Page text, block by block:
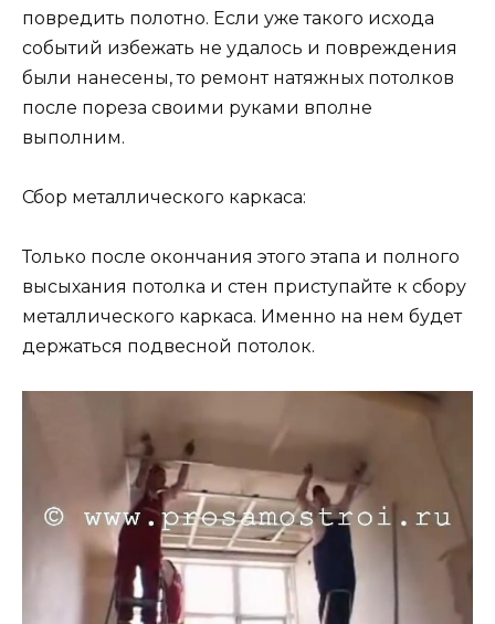
повредить полотно. Если уже такого исхода
событий избежать не удалось и повреждения
были нанесены, то ремонт натяжных потолков
после пореза своими руками вполне
выполним.
Сбор металлического каркаса:
Только после окончания этого этапа и полного
высыхания потолка и стен приступайте к сбору
металлического каркаса. Именно на нем будет
держаться подвесной потолок.